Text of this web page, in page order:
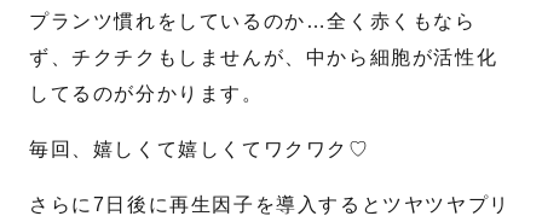
プランツ慣れをしているのか…全く赤くもなら
ず、チクチクもしませんが、中から細胞が活性化
してるのが分かります。
毎回、嬉しくて嬉しくてワクワク♡
さらに7日後に再生因子を導入するとツヤツヤプリ
電話番号*